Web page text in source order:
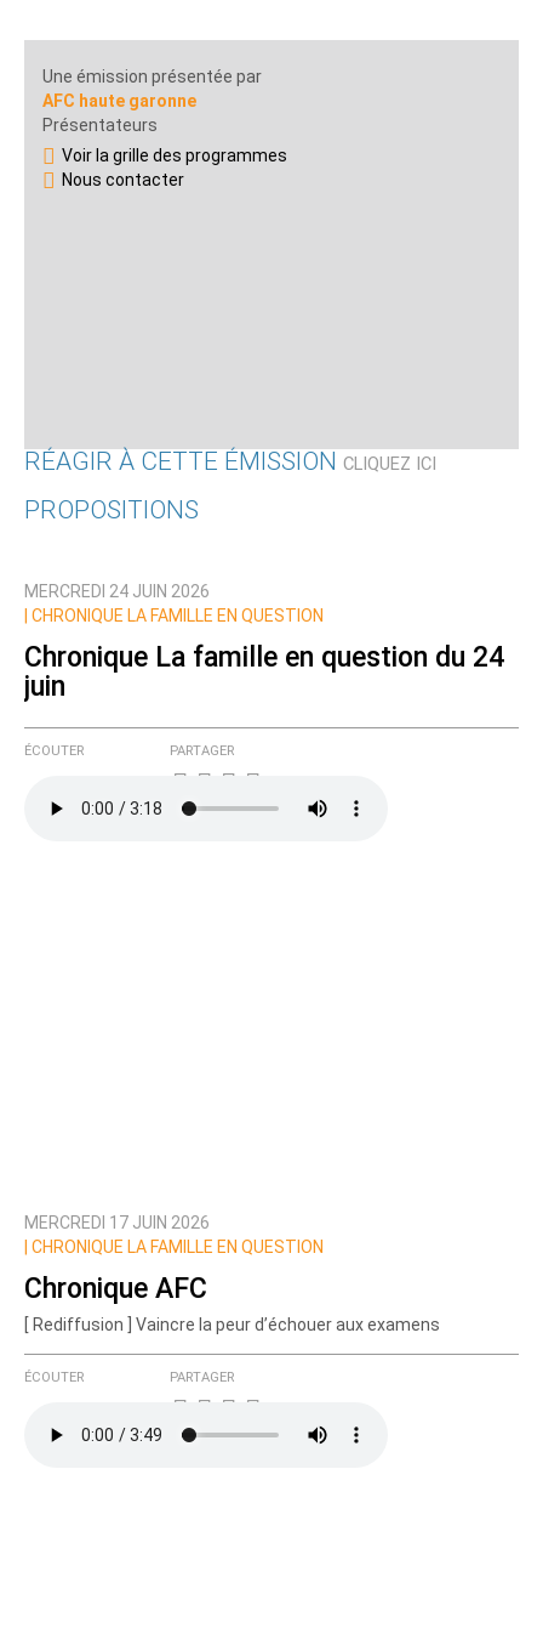
Une émission présentée par
AFC haute garonne
Présentateurs
Voir la grille des programmes
Nous contacter
RÉAGIR À CETTE ÉMISSION CLIQUEZ ICI
Nom
Ajoutez votre commentaire ici
Prévenez-moi de tous les nouveaux commentaires
PROPOSITIONS
MERCREDI 24 JUIN 2026
CHRONIQUE LA FAMILLE EN QUESTION
Chronique La famille en question du 24
juin
ÉCOUTER PARTAGER
MERCREDI 17 JUIN 2026
CHRONIQUE LA FAMILLE EN QUESTION
Chronique AFC
[ Rediffusion ] Vaincre la peur d’échouer aux examens
ÉCOUTER PARTAGER